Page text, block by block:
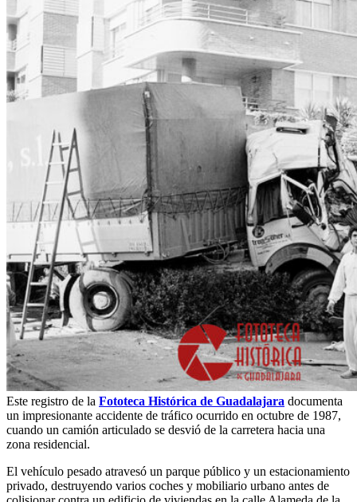
Este registro de la Fototeca Histórica de Guadalajara documenta
un impresionante accidente de tráfico ocurrido en octubre de 1987,
cuando un camión articulado se desvió de la carretera hacia una
zona residencial.
El vehículo pesado atravesó un parque público y un estacionamiento
privado, destruyendo varios coches y mobiliario urbano antes de